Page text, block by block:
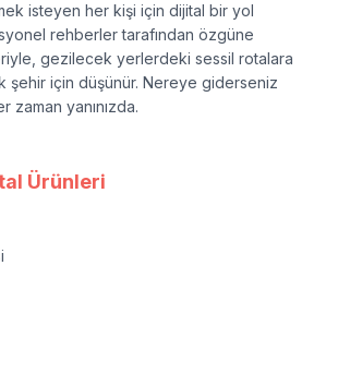
isteyen her kişi için dijital bir yol
rehberler tarafından özgüne
gezilecek yerlerdeki sessil rotalara
şehir için düşünür. Nereye giderseniz
zaman yanınızda.
Ürünleri